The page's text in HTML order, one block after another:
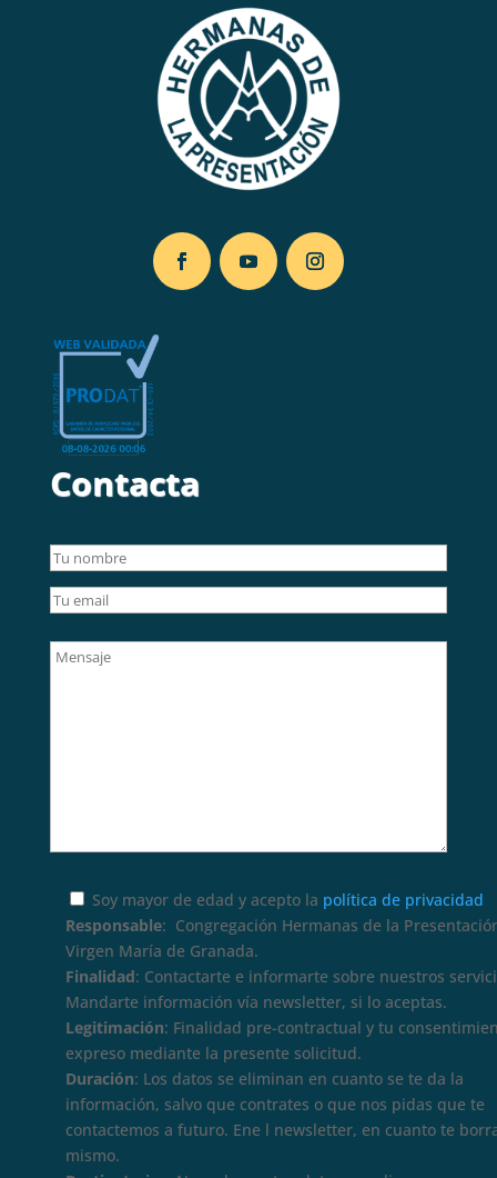
Contacta
Soy mayor de edad y acepto la política de privacidad
Responsable: Congregación Hermanas de la
Virgen María de Granada.
Finalidad: Contactarte e informarte sobre nuestros
Mandarte información vía newsletter, si lo aceptas.
Legitimación: Finalidad pre-contractual y tu
expreso mediante la presente solicitud.
Duración: Los datos se eliminan en cuanto se te da la
información, salvo que contrates o que nos pidas que te
contactemos a futuro. Ene l newsletter, en cuanto te
mismo.